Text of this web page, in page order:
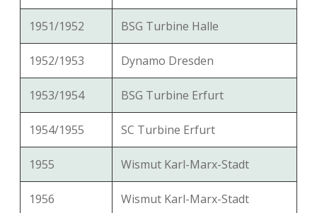
1951/1952 BSG Turbine Halle
1952/1953 Dynamo Dresden
1953/1954 BSG Turbine Erfurt
1954/1955 SC Turbine Erfurt
1955 Wismut Karl-Marx-Stadt
1956 Wismut Karl-Marx-Stadt